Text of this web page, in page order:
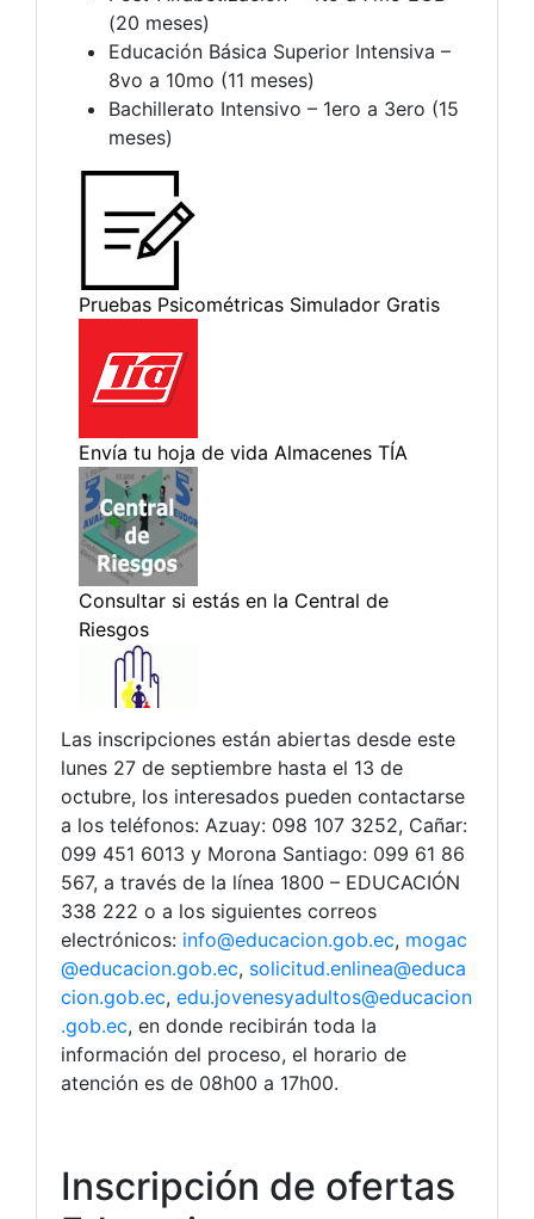
(20 meses)
Educación Básica Superior Intensiva –
8vo a 10mo (11 meses)
Bachillerato Intensivo – 1ero a 3ero (15
meses)
Las inscripciones están abiertas desde este
lunes 27 de septiembre hasta el 13 de
octubre, los interesados pueden contactarse
a los teléfonos: Azuay: 098 107 3252, Cañar:
099 451 6013 y Morona Santiago: 099 61 86
567, a través de la línea 1800 – EDUCACIÓN
338 222 o a los siguientes correos
electrónicos: info@educacion.gob.ec, mogac
@educacion.gob.ec, solicitud.enlinea@educa
cion.gob.ec, edu.jovenesyadultos@educacion
.gob.ec, en donde recibirán toda la
información del proceso, el horario de
atención es de 08h00 a 17h00.
Inscripción de ofertas